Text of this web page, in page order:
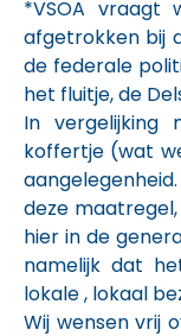
*VSOA vraagt
afgetrokken bij
de federale
het fluitje, de
In
koffertje (wat
deze
hier in de
namelijk dat
lokale , lokaal
Wij wensen vrij